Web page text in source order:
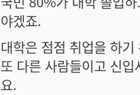
야겠죠.
대학은 점점 취업을 하
또 다른 사람들이고 신
요.